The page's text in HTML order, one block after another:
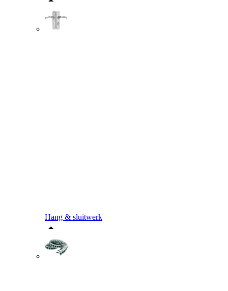
Hang & sluitwerk